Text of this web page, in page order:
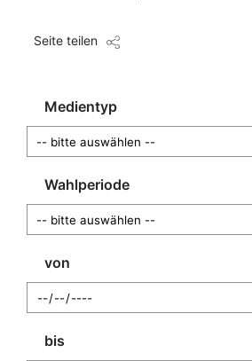
Seite teilen
Medientyp
Wahlperiode
von
bis